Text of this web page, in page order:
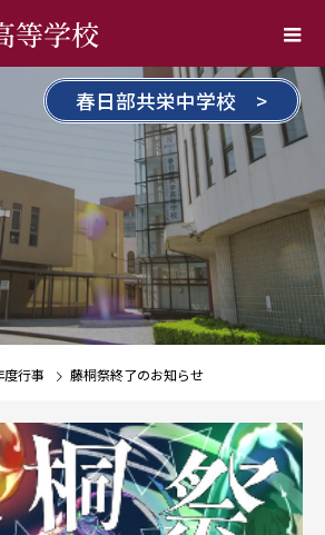
等学校
春日部共栄中学校 >
度行事 藤桐祭終了のお知らせ